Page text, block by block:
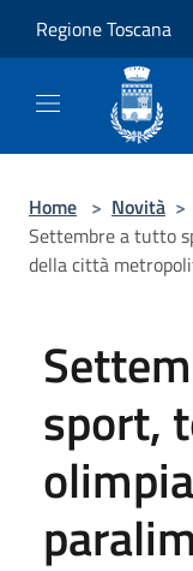
Regione Toscana
Home > Novità >
Settembre a tutto
della città
sport,